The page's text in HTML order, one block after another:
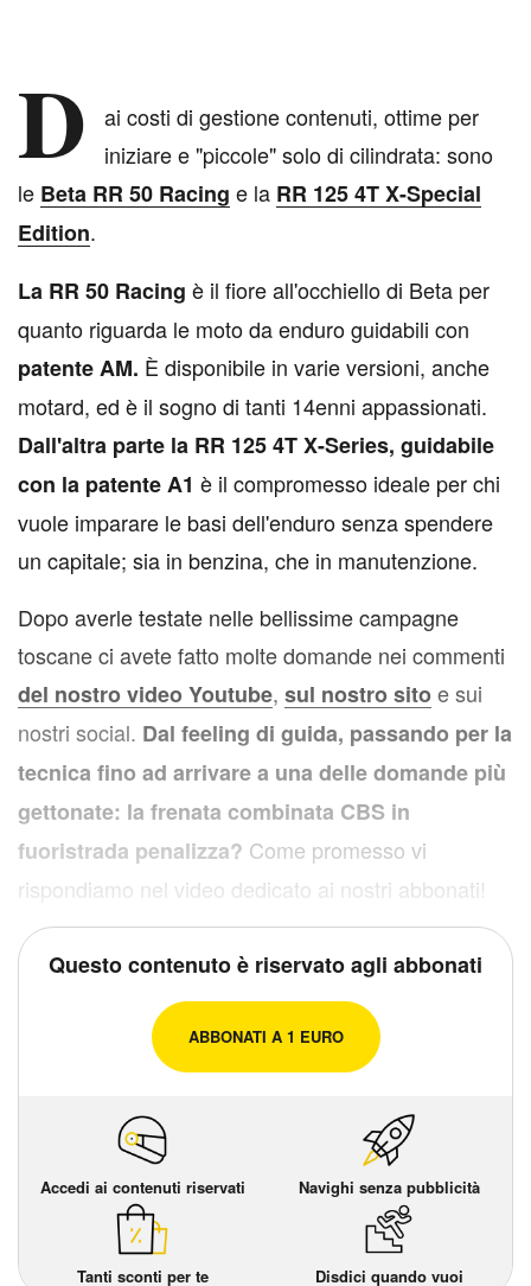
D
ai costi di gestione contenuti, ottime per
iniziare e "piccole" solo di cilindrata: sono
le Beta RR 50 Racing e la RR 125 4T X-Special
Edition.
La RR 50 Racing è il fiore all'occhiello di Beta per
quanto riguarda le moto da enduro guidabili con
patente AM. È disponibile in varie versioni, anche
motard, ed è il sogno di tanti 14enni appassionati.
Dall'altra parte la RR 125 4T X-Series, guidabile
con la patente A1 è il compromesso ideale per chi
vuole imparare le basi dell'enduro senza spendere
un capitale; sia in benzina, che in manutenzione.
Dopo averle testate nelle bellissime campagne
toscane ci avete fatto molte domande nei commenti
del nostro video Youtube, sul nostro sitoe sui
nostri social. Dal feeling di guida, passando per la
tecnica fino ad arrivare a una delle domande più
gettonate: la frenata combinata CBS in
fuoristrada penalizza? Come promesso vi
rispondiamo nel video dedicato ai nostri abbonati!
Questo contenuto è riservato agli abbonati
ABBONATI A 1 EURO
Accedi ai contenuti riservati Navighi senza pubblicità
Tanti sconti per te Disdici quando vuoi